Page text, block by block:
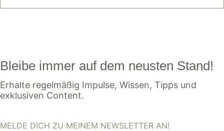
Bleibe immer auf dem neusten Stand!
Erhalte regelmäßig Impulse, Wissen, Tipps und
exklusiven Content.
MELDE DICH ZU MEINEM NEWSLETTER AN!